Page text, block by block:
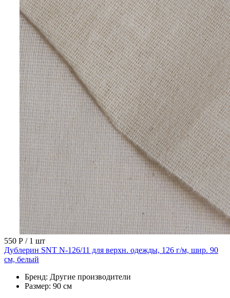
550 Р / 1 шт
Дублерин SNT N-126/11 для верхн. одежды, 126 г/м, шир. 90
см, белый
Бренд: Другие производители
Размер: 90 см